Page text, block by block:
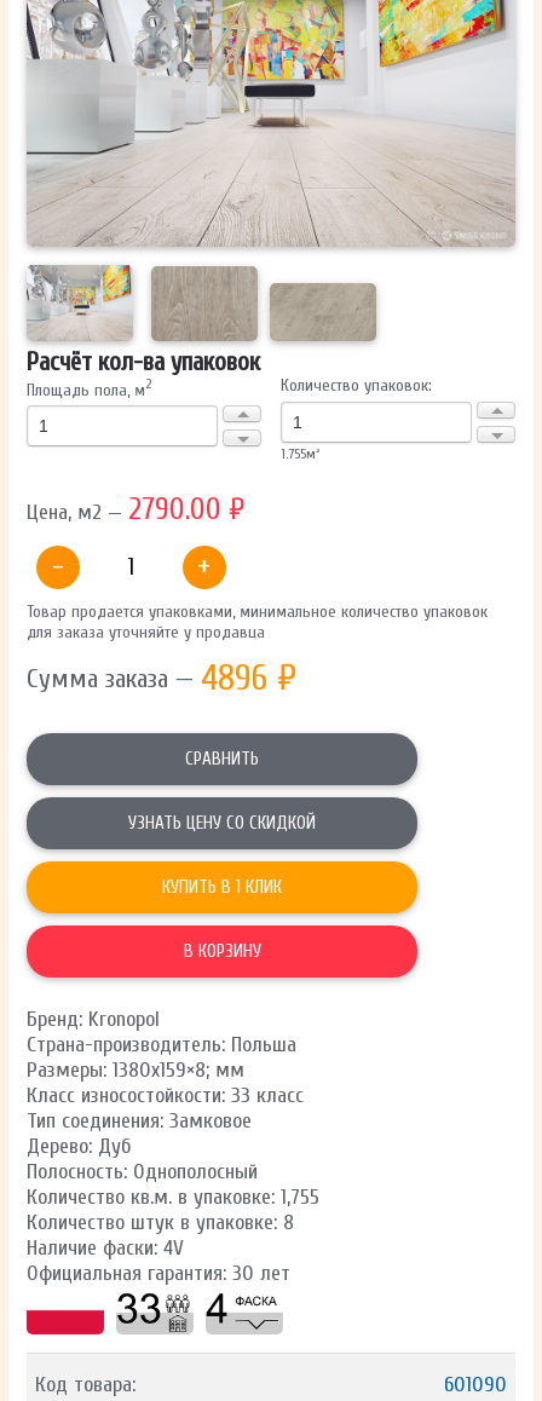
ОТПРАВИТЬ
Ваши данные не будут переданы третьим лицам
Расчёт кол-ва упаковок
Площадь пола, м2 Количество упаковок:
1.755м²
Цена, м2 — 2790.00 ₽
-
+
Товар продается упаковками, минимальное количество упаковок
для заказа уточняйте у продавца
Сумма заказа — 4896 ₽
СРАВНИТЬ
УЗНАТЬ ЦЕНУ СО СКИДКОЙ
КУПИТЬ В 1 КЛИК
В КОРЗИНУ
Бренд: Kronopol
Страна-производитель: Польша
Размеры: 1380х159×8; мм
Класс износостойкости: 33 класс
Тип соединения: Замковое
Дерево: Дуб
Полосность: Однополосный
Количество кв.м. в упаковке: 1,755
Количество штук в упаковке: 8
Наличие фаски: 4V
Официальная гарантия: 30 лет
Код товара: 601090